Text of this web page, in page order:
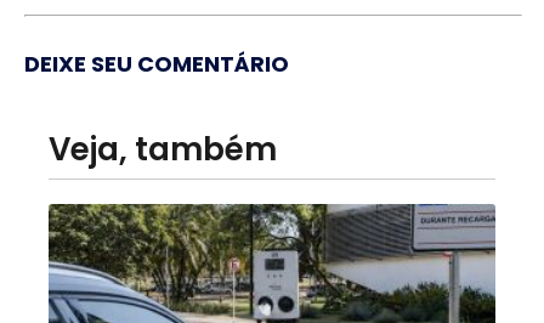
DEIXE SEU COMENTÁRIO
Veja, também